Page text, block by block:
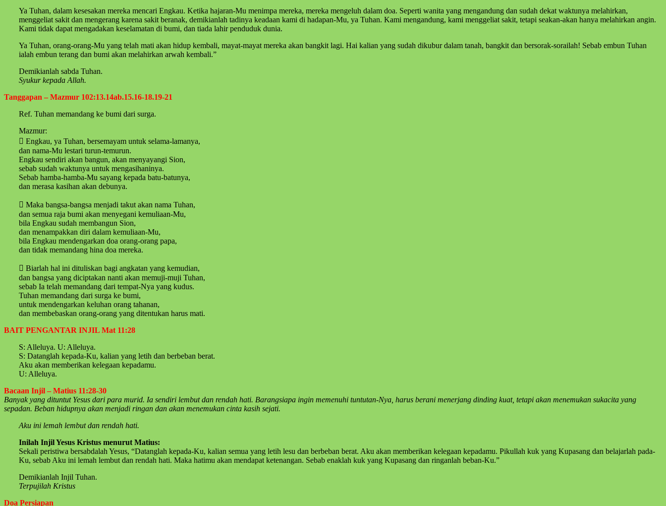
Ya Tuhan, dalam kesesakan mereka mencari Engkau. Ketika hajaran-Mu menimpa mereka, mereka mengeluh dalam doa. Seperti wanita yang mengandung dan sudah dekat waktunya melahirkan,
menggeliat sakit dan mengerang karena sakit beranak, demikianlah tadinya keadaan kami di hadapan-Mu, ya Tuhan. Kami mengandung, kami menggeliat sakit, tetapi seakan-akan hanya melahirkan angin.
Kami tidak dapat mengadakan keselamatan di bumi, dan tiada lahir penduduk dunia.
Ya Tuhan, orang-orang-Mu yang telah mati akan hidup kembali, mayat-mayat mereka akan bangkit lagi. Hai kalian yang sudah dikubur dalam tanah, bangkit dan bersorak-sorailah! Sebab embun Tuhan
ialah embun terang dan bumi akan melahirkan arwah kembali.”
Demikianlah sabda Tuhan.
Syukur kepada Allah.
Tanggapan – Mazmur 102:13.14ab.15.16-18.19-21
Ref. Tuhan memandang ke bumi dari surga.
Mazmur:
 Engkau, ya Tuhan, bersemayam untuk selama-lamanya,
dan nama-Mu lestari turun-temurun.
Engkau sendiri akan bangun, akan menyayangi Sion,
sebab sudah waktunya untuk mengasihaninya.
Sebab hamba-hamba-Mu sayang kepada batu-batunya,
dan merasa kasihan akan debunya.
 Maka bangsa-bangsa menjadi takut akan nama Tuhan,
dan semua raja bumi akan menyegani kemuliaan-Mu,
bila Engkau sudah membangun Sion,
dan menampakkan diri dalam kemuliaan-Mu,
bila Engkau mendengarkan doa orang-orang papa,
dan tidak memandang hina doa mereka.
 Biarlah hal ini dituliskan bagi angkatan yang kemudian,
dan bangsa yang diciptakan nanti akan memuji-muji Tuhan,
sebab Ia telah memandang dari tempat-Nya yang kudus.
Tuhan memandang dari surga ke bumi,
untuk mendengarkan keluhan orang tahanan,
dan membebaskan orang-orang yang ditentukan harus mati.
BAIT PENGANTAR INJIL Mat 11:28
S: Alleluya. U: Alleluya.
S: Datanglah kepada-Ku, kalian yang letih dan berbeban berat.
Aku akan memberikan kelegaan kepadamu.
U: Alleluya.
Bacaan Injil – Matius 11:28-30
Banyak yang dituntut Yesus dari para murid. Ia sendiri lembut dan rendah hati. Barangsiapa ingin memenuhi tuntutan-Nya, harus berani menerjang dinding kuat, tetapi akan menemukan sukacita yang
sepadan. Beban hidupnya akan menjadi ringan dan akan menemukan cinta kasih sejati.
Aku ini lemah lembut dan rendah hati.
Inilah Injil Yesus Kristus menurut Matius:
Sekali peristiwa bersabdalah Yesus, “Datanglah kepada-Ku, kalian semua yang letih lesu dan berbeban berat. Aku akan memberikan kelegaan kepadamu. Pikullah kuk yang Kupasang dan belajarlah pada-
Ku, sebab Aku ini lemah lembut dan rendah hati. Maka hatimu akan mendapat ketenangan. Sebab enaklah kuk yang Kupasang dan ringanlah beban-Ku.”
Demikianlah Injil Tuhan.
Terpujilah Kristus
Doa Persiapan